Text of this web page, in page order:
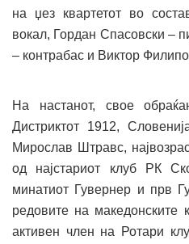
на џез квартетот во
вокал, Гордан Спасовски –
– контрабас и Виктор
На настанот, свое
Дистриктот 1912,
Мирослав Штравс,
од најстариот клуб РК
минатиот Гувернер и прв
редовите на македонските
активен член на Ротари